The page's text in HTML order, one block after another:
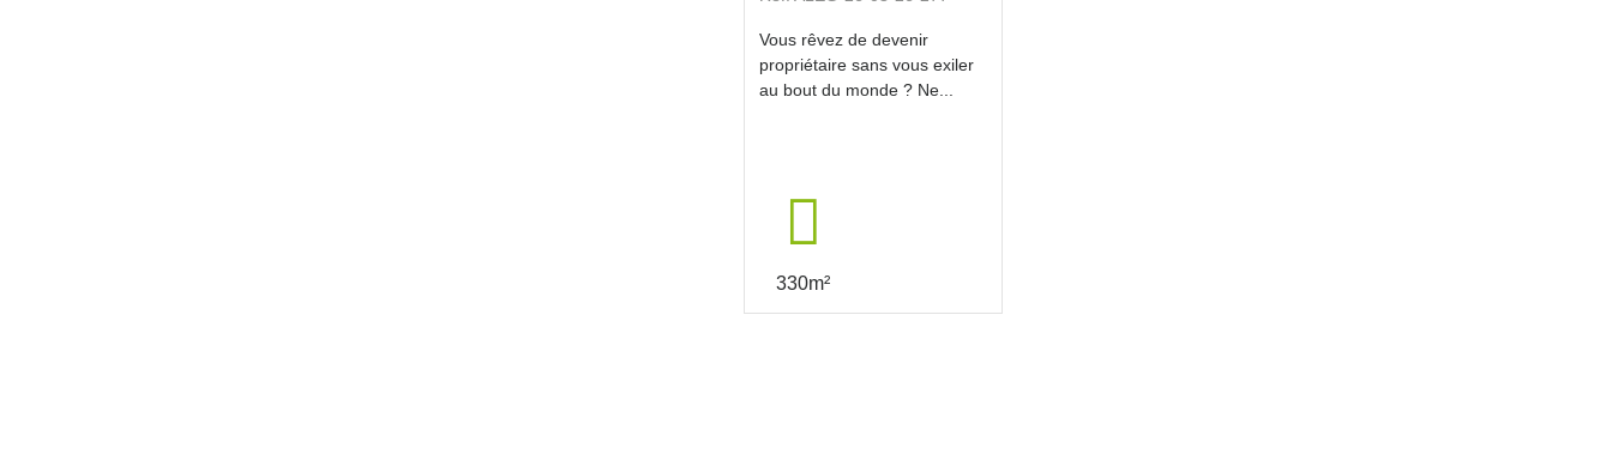
Vous rêvez de devenir
propriétaire sans vous exiler
au bout du monde ? Ne...
330m²